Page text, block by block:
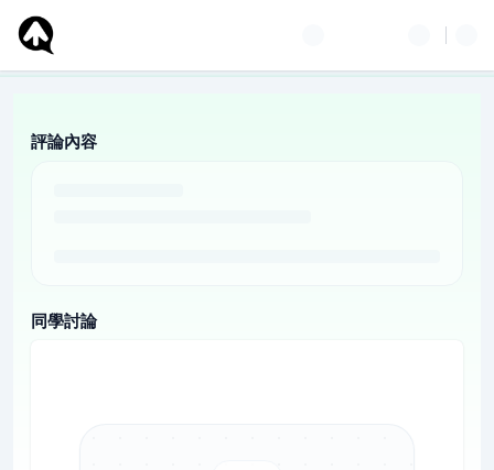
評論內容
同學討論